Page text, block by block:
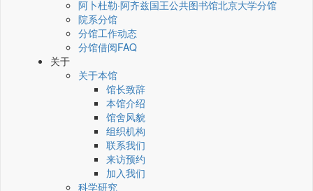
阿卜杜勒·阿齐兹国王公共图书馆北京大学分馆
院系分馆
分馆工作动态
分馆借阅FAQ
关于
关于本馆
馆长致辞
本馆介绍
馆舍风貌
组织机构
联系我们
来访预约
加入我们
科学研究